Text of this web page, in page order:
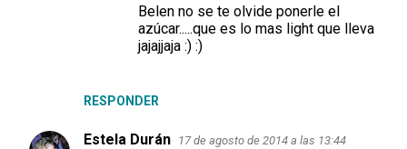
s
RESPONDER
Belen no se te olvide ponerle el
azúcar.....que es lo mas light que lleva
jajajjaja :) :)
Estela Durán 17 de agosto de 2014 a las 13:44